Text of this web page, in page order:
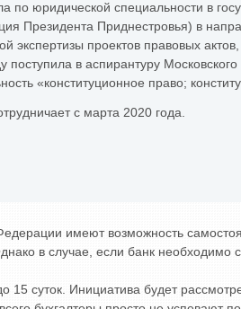
по юридической специальности в
Президента Приднестровья) в
экспертизы проектов правовых
поступила в аспирантуру
«конституционное право;
с марта 2020 года.
имеют возможность
в случае, если банк необходимо
15 суток. Инициатива будет